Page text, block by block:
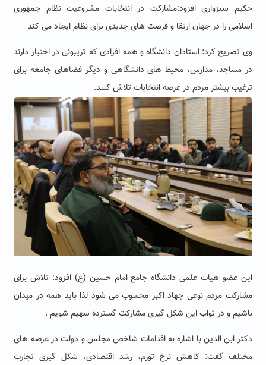
حکیم سبزواری افزود:مشارکت در انتخابات مشروعیت نظام جمهوری
اسلامی را در جهان ارتقا و فرصت های جدیدی برای نظام ایجاد می کند
وی تصریح کرد: استادان دانشگاه و همه افرادی که تریبونی در اختیار دارند
در مساجد، مدارس، محیط های دانشگاهی و دیگر فضاهای جامعه برای
ترغیب بیشتر مردم در عرصه انتخابات تلاش کنند.
این عضو هیات علمی دانشگاه جامع امام حسین (ع) افزود: تلاش برای
مشارکت مردم نوعی جهاد اکبر محسوب می شود لذا باید همه در میدان
باشیم و در ثواب این شکل گیری مشارکت گسترده سهیم شویم .
دکتر ابن الدین با اشاره به اقدامات شاخص مجلس و دولت در عرصه های
مختلف گفت: کاهش نرخ تورم، رشد اقتصادی، شکل گیری تجارت